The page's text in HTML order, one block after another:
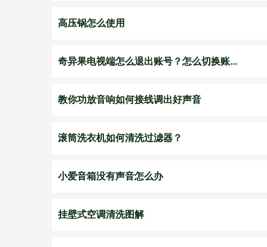
高压锅怎么使用
奇异果电视端怎么退出账号？怎么切换账...
教你功放音响如何接线调出好声音
滚筒洗衣机如何清洗过滤器？
小爱音箱没有声音怎么办
挂壁式空调清洗图解